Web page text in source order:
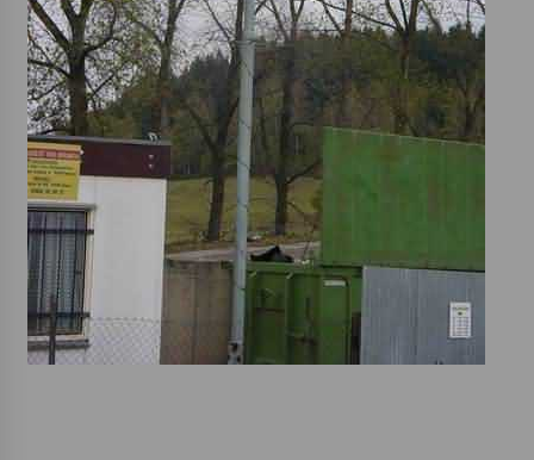
Vysočinka
17. 7. 2026
Ozvěny prázdnin
14. 7. 2026
Za kulturou kousek za Humpolec. V Želivě ožije
odkaz Josefa Čapka